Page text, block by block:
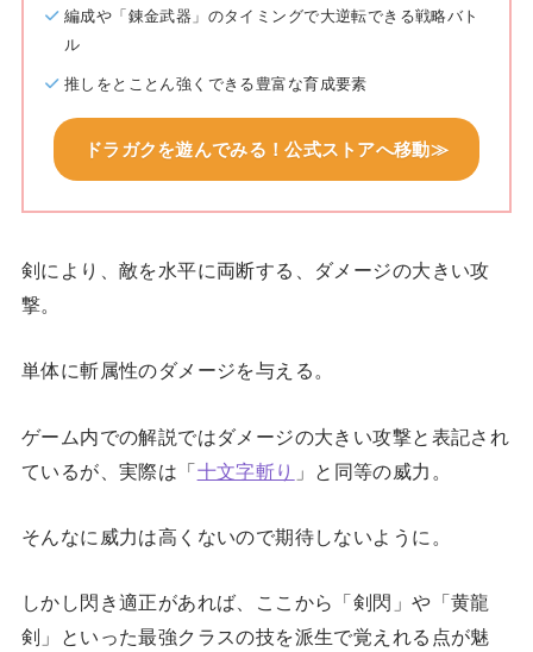
編成や「錬金武器」のタイミングで大逆転できる戦略バト
ル
推しをとことん強くできる豊富な育成要素
ドラガクを遊んでみる！公式ストアへ移動≫
剣により、敵を水平に両断する、ダメージの大きい攻
撃。
単体に斬属性のダメージを与える。
ゲーム内での解説ではダメージの大きい攻撃と表記され
ているが、実際は「十文字斬り 」と同等の威力。
そんなに威力は高くないので期待しないように。
しかし閃き適正があれば、ここから「剣閃」や「黄龍
剣」といった最強クラスの技を派生で覚えれる点が魅